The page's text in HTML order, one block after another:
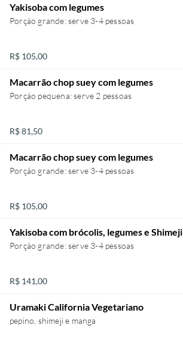
Yakisoba com legumes
Porção grande: serve 3-4 pessoas
R$ 105,00
Macarrão chop suey com legumes
Porção pequena: serve 2 pessoas
R$ 81,50
Macarrão chop suey com legumes
Porção grande: serve 3-4 pessoas
R$ 105,00
Yakisoba com brócolis, legumes e Shimeji
Porção grande: serve 3-4 pessoas
R$ 141,00
Uramaki California Vegetariano
pepino, shimeji e manga